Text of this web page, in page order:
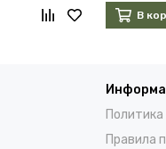
В
Правила